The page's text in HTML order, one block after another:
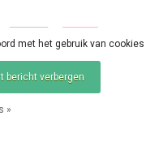
met het gebruik van cookies
bericht verbergen
»